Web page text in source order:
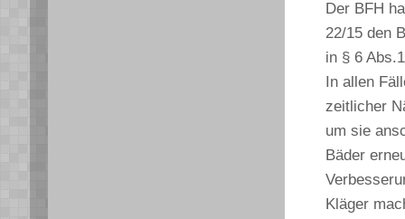
Der BFH
22/15 den
in § 6
In allen
zeitlicher
um sie
Bäder
Kläger